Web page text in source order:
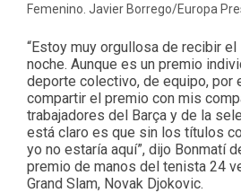
Femenino. Javier Borrego/Europa
“Estoy muy orgullosa de recibir
noche. Aunque es un premio
deporte colectivo, de equipo, por
compartir el premio con mis
trabajadores del Barça y de la
está claro es que sin los títulos
yo no estaría aquí”, dijo Bonmatí
premio de manos del tenista 24
Grand Slam, Novak Djokovic.